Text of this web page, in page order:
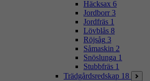
Häcksax 6
Jordborr 3
Jordfräs 1
Lövblås 8
Röjsåg 3
Såmaskin 2
Snöslunga 1
Stubbfräs 1
Trädgårdsredskap 18